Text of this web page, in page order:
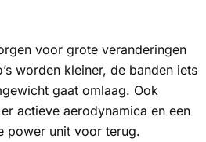
voor grote veranderingen
worden kleiner, de banden iets
gaat omlaag. Ook
actieve aerodynamica en een
power unit voor terug.